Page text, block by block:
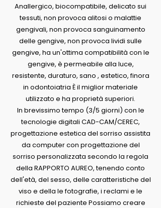
Anallergico, biocompatibile, delicato sui
tessuti, non provoca alitosi o malattie
gengivali, non provoca sanguinamento
delle gengive, non provoca lividi sulle
gengive, ha un'ottima compatibilità con le
gengive, è permeabile alla luce,
resistente, duraturo, sano , estetico, finora
in odontoiatria È il miglior materiale
utilizzato e ha proprietà superiori.
In brevissimo tempo (3/5 giorni) con le
tecnologie digitali CAD-CAM/CEREC,
progettazione estetica del sorriso assistita
da computer con progettazione del
sorriso personalizzata secondo la regola
della RAPPORTO AUREO, tenendo conto
dell'età, del sesso, delle caratteristiche del
viso e della le fotografie, i reclami e le
richieste del paziente Possiamo creare